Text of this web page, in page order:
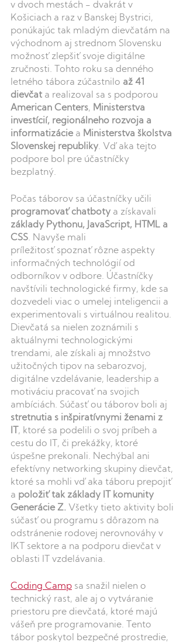
v dvoch mestách - dvakrát v
Košiciach a raz v Banskej Bystrici,
ponúkajúc tak mladým dievčatám na
východnom aj strednom Slovensku
možnosťzlepšiťsvoje digitálne
zručnosti. Tohto roku sa denného
letného tábora zúčastnilo až 41
dievčat a realizoval sa s podporou
American Centers, Ministerstva
investícií, regionálneho rozvoja a
informatizácie a Ministerstva školstva
Slovenskej republiky. Vďaka tejto
podpore bol pre účastníčky
bezplatný.
Počas táborov sa účastníčky učili
programovaťchatboty a získavali
základy Pythonu, JavaScript, HTML a
CSS. Navyše mali
príležitosťspoznaťrôzne aspekty
informačných technológií od
odborníkov v odbore. Účastníčky
navštívili technologické firmy, kde sa
dozvedeli viac o umelej inteligencii a
experimentovali s virtuálnou realitou.
Dievčatá sa nielen zoznámili s
aktuálnymi technologickými
trendami, ale získali aj množstvo
užitočných tipov na sebarozvoj,
digitálne vzdelávanie, leadership a
motiváciu pracovaťna svojich
ambíciách. Súčasťou táborov boli aj
stretnutia s inšpiratívnymi ženami z
, ktoré sa podelili o svoj príbeh a
cestu do IT, či prekážky, ktoré
úspešne prekonali. Nechýbal ani
efektívny networking skupiny dievčat,
ktoré sa mohli vďaka táboru prepojiť
a položiťtak základy IT komunity
Generácie Z. Všetky tieto aktivity boli
súčasťou programu s dôrazom na
odstránenie rodovej nerovnováhy v
IKT sektore a na podporu dievčat v
oblasti IT vzdelávania.
Coding Camp sa snažil nielen o
technický rast, ale aj o vytváranie
priestoru pre dievčatá, ktoré majú
vášeň pre programovanie. Tento
tábor poskytol bezpečné prostredie,